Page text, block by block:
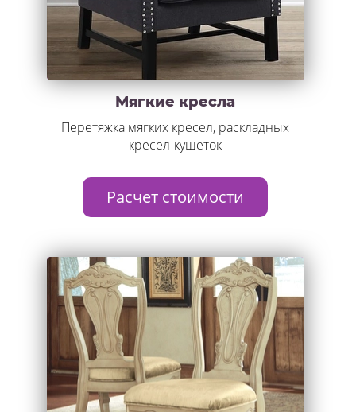
Мягкие кресла
Перетяжка мягких кресел, раскладных
кресел-кушеток
Расчет стоимости